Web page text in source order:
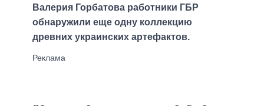
Валерия Горбатова работники ГБР
обнаружили еще одну коллекцию
древних украинских артефактов.